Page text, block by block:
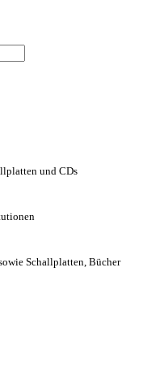
und CDs
Schallplatten, Bücher